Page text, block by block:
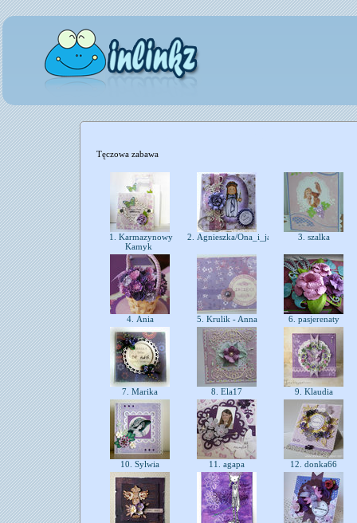
Tęczowa zabawa
1. Karmazynowy
Kamyk
2. Agnieszka/Ona_i_ja 3. szalka
4. Ania 5. Krulik - Anna 6. pasjerenaty
7. Marika 8. Ela17 9. Klaudia
10. Sylwia 11. agapa 12. donka66